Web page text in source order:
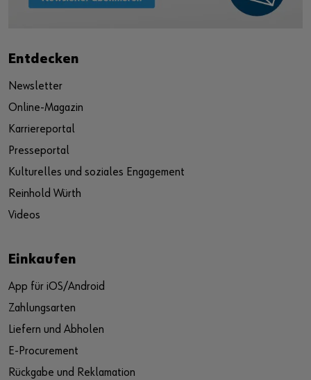
Entdecken
Newsletter
Online-Magazin
Karriereportal
Presseportal
Kulturelles und soziales Engagement
Reinhold Würth
Videos
Einkaufen
App für iOS/Android
Zahlungsarten
Liefern und Abholen
E-Procurement
Rückgabe und Reklamation